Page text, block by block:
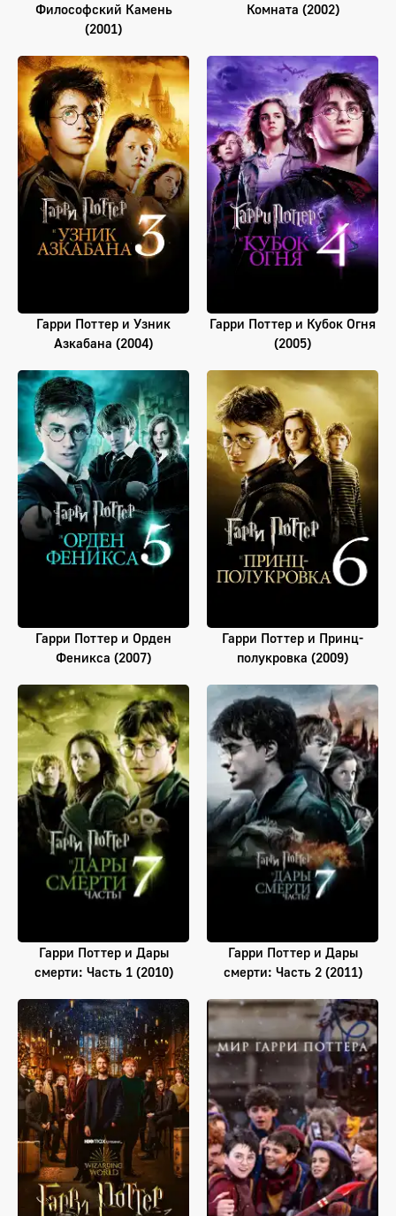
Философский Камень
(2001)
Комната (2002)
Гарри Поттер и Узник
Азкабана (2004)
Гарри Поттер и Кубок Огня
(2005)
Гарри Поттер и Орден
Феникса (2007)
Гарри Поттер и Принц-
полукровка (2009)
Гарри Поттер и Дары
смерти: Часть 1 (2010)
Гарри Поттер и Дары
смерти: Часть 2 (2011)